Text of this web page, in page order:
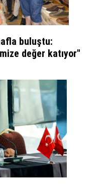
buluştu:
değer katıyor"